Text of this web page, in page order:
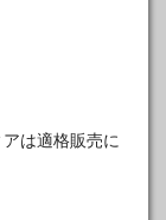
アは適格販売に